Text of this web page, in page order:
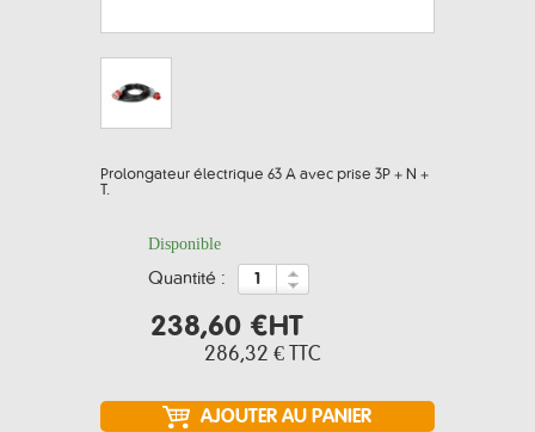
Prolongateur électrique 63 A avec prise 3P + N +
Disponible
quantité :
238,60 €HT
286,32 € TTC